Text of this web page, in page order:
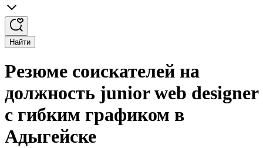
Найти
Резюме соискателей на
должность junior web designer
с гибким графиком в
Адыгейске